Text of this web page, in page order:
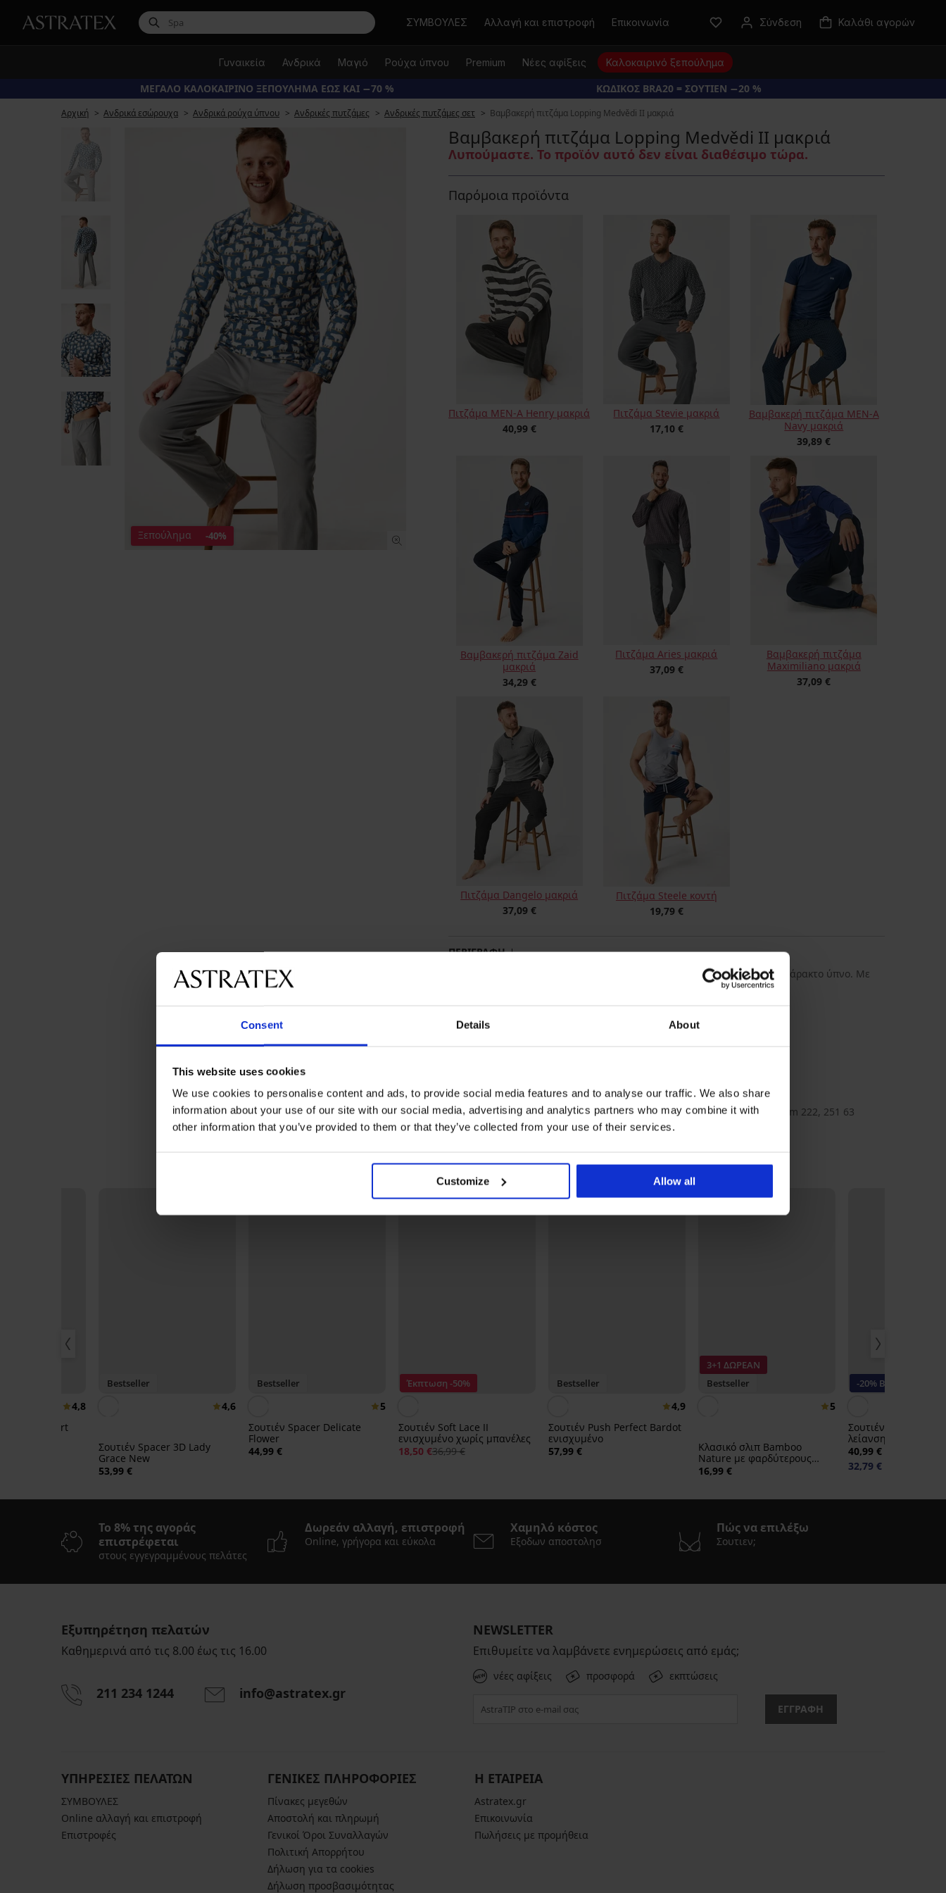
Consent Details About
This website uses cookies
We use cookies to personalise content and ads, to provide social media features and to analyse our traffic. We also share
information about your use of our site with our social media, advertising and analytics partners who may combine it with
other information that you’ve provided to them or that they’ve collected from your use of their services.
Customize Allow all
Αναζήτηση
ΣΥΜΒΟΥΛΕΣ Αλλαγή και επιστροφή Επικοινωνία Σύνδεση Καλάθι αγορών
Γυναικεία Ανδρικά Μαγιό Ρούχα ύπνου Premium Νέες αφίξεις Καλοκαιρινό ξεπούλημα
ΜΕΓΑΛΟ ΚΑΛΟΚΑΙΡΙΝΟ ΞΕΠΟΥΛΗΜΑ ΕΩΣ ΚΑΙ −70 % ΚΩΔΙΚΟΣ BRA20 = ΣΟΥΤΙΕΝ −20 %
Αρχική Ανδρικά εσώρουχα Ανδρικά ρούχα ύπνου Ανδρικές πυτζάμες Ανδρικές πυτζάμες σετ Βαμβακερή πιτζάμα Lopping Medvědi II μακριά
Ξεπούλημα -40%
Βαμβακερή πιτζάμα Lopping Medvědi II μακριά
Λυπούμαστε. Το προϊόν αυτό δεν είναι διαθέσιμο τώρα.
Παρόμοια προϊόντα
Πιτζάμα MEN-A Henry μακριά
40,99 €
Πιτζάμα Stevie μακριά
17,10 €
Βαμβακερή πιτζάμα MEN-A
Navy μακριά
39,89 €
Βαμβακερή πιτζάμα Zaid
μακριά
34,29 €
Πιτζάμα Aries μακριά
37,09 €
Βαμβακερή πιτζάμα
Maximiliano μακριά
37,09 €
Πιτζάμα Dangelo μακριά
37,09 €
Πιτζάμα Steele κοντή
19,79 €
ΠΕΡΙΓΡΑΦΗ
Ανδρική πιτζάμα Lopping Medvědi II από άνετο βαμβάκι για έναν αδιατάρακτο ύπνο. Με
Πλεκτό ύφασμα
Μέση με λάστιχο
Κωδικός προϊόντος
Lopping_medII_pyz
Μάρκα
Lonka
Κατασκευαστής
Fuski BOMA s.r.o., διεύθυνση: K Bytovkám 222, 251 63
Kunice, Czechia, e-mail: info@boma.cz
Μπορεί να σας αρέσει
4,8
T-Shirt
Bestseller
4,6
Σουτιέν Spacer 3D Lady
Grace New
53,99 €
Bestseller
5
Σουτιέν Spacer Delicate
Flower
44,99 €
Έκπτωση -50%
Σουτιέν Soft Lace II
ενισχυμένο χωρίς μπανέλες
18,50 €36,99 €
Bestseller
4,9
Σουτιέν Push Perfect Bardot
ενισχυμένο
57,99 €
3+1 ΔΩΡΕΑΝ
Bestseller
5
Κλασικό σλιπ Bamboo
Nature με φαρδύτερους
γοφούς
16,99 €
-20% BRA20
Σουτιέν Violeta
λείανσης
40,99 €
32,79 €
Το 8% της αγοράς
επιστρέφεται
στους εγγεγραμμένους πελάτες
Δωρεάν αλλαγή, επιστροφή
Online, γρήγορα και εύκολα
Χαμηλό κόστος
Εξοδων αποστολησ
Πώς να επιλέξω
Σουτιεν;
Εξυπηρέτηση πελατών
Καθημερινά από τις 8.00 έως τις 16.00
211 234 1244 info@astratex.gr
NEWSLETTER
Επιθυμείτε να λαμβάνετε ενημερώσεις από εμάς;
νέες αφίξεις προσφορά εκπτώσεις
ΕΓΓΡΑΦΗ
ΥΠΗΡΕΣΙΕΣ ΠΕΛΑΤΩΝ
ΣΥΜΒΟΥΛΕΣ
Online αλλαγή και επιστροφή
Επιστροφές
ΓΕΝΙΚΕΣ ΠΛΗΡΟΦΟΡΙΕΣ
Πίνακες μεγεθών
Αποστολή και πληρωμή
Γενικοί Όροι Συναλλαγών
Πολιτική Απορρήτου
Δήλωση για τα cookies
Δήλωση προσβασιμότητας
Η ΕΤΑΙΡΕΙΑ
Astratex.gr
Επικοινωνία
Πωλήσεις με προμήθεια